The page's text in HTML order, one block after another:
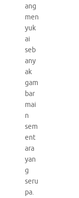
ang
men
yuk
ai
seb
any
ak
gam
bar
mai
n
sem
ent
ara
yan
g
seru
pa.